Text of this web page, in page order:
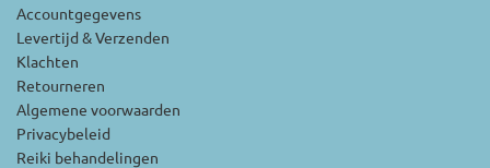
Accountgegevens
Levertijd & Verzenden
Klachten
Retourneren
Algemene voorwaarden
Privacybeleid
Reiki behandelingen